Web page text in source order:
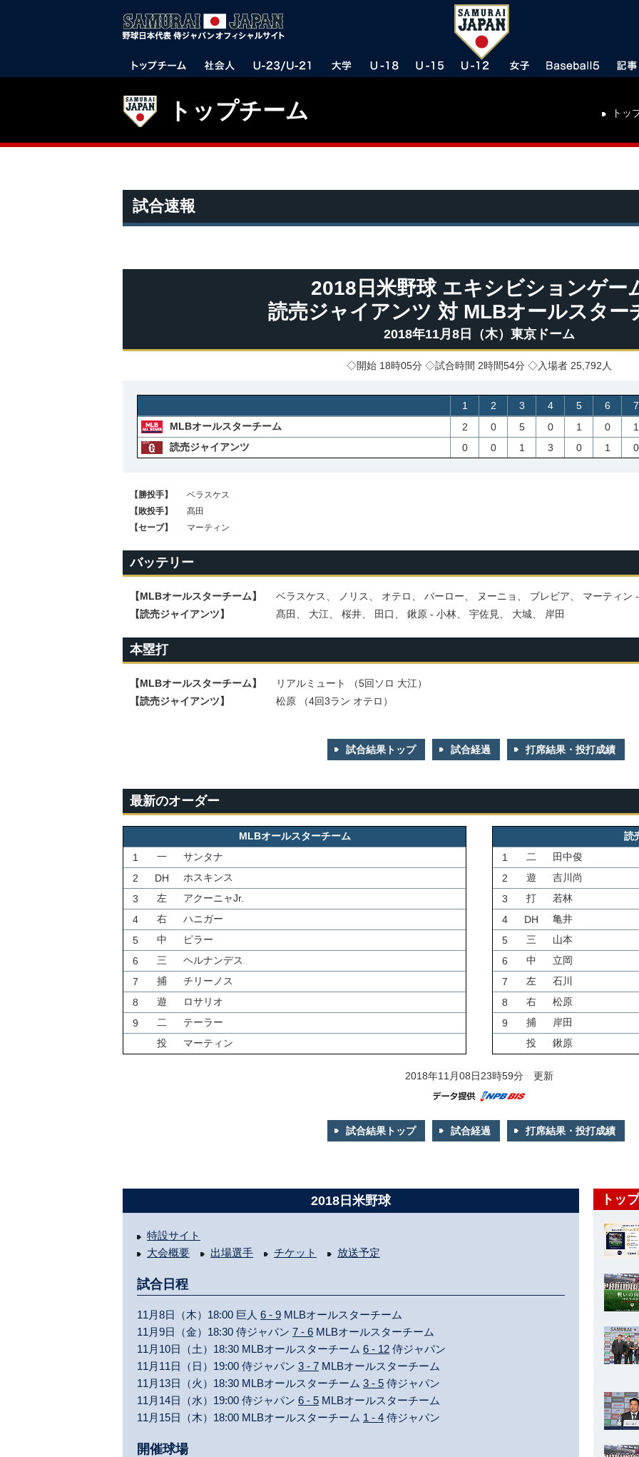
トップチーム トッ
試合速報
2018日米野球 エキシビションゲー
読売ジャイアンツ 対 MLBオールスター
2018年11月8日（木）東京ドーム
◇開始 18時05分 ◇試合時間 2時間54分 ◇入場者 25,792人
1 2 3 4 5 6 7
MLBオールスターチーム
2 0 5 0 1 0 1
読売ジャイアンツ
0 0 1 3 0 1 0
【勝投手】
ベラスケス
【敗投手】
髙田
【セーブ】
マーティン
バッテリー
【MLBオールスターチーム】
ベラスケス、 ノリス、 オテロ、 バーロー、 ヌーニョ、 ブレビア、 マーティン
【読売ジャイアンツ】
髙田、 大江、 桜井、 田口、 鍬原 ‐ 小林、 宇佐見、 大城、 岸田
本塁打
【MLBオールスターチーム】
リアルミュート （5回ソロ 大江）
【読売ジャイアンツ】
松原 （4回3ラン オテロ）
試合結果トップ 試合経過 打席結果・投打成績
最新のオーダー
MLBオールスターチーム
1
一
サンタナ
2
DH
ホスキンス
3
左
アクーニャJr.
4
右
ハニガー
5
中
ピラー
6
三
ヘルナンデス
7
捕
チリーノス
8
遊
ロサリオ
9
二
テーラー
投
マーティン
読
1
二
田中俊
2
遊
吉川尚
3
打
若林
4
DH
亀井
5
三
山本
6
中
立岡
7
左
石川
8
右
松原
9
捕
岸田
投
鍬原
2018年11月08日23時59分 更新
試合結果トップ 試合経過 打席結果・投打成績
2018日米野球
特設サイト
大会概要
出場選手 チケット 放送予定
試合日程
11月8日（木）18:00 巨人 6 - 9 MLBオールスターチーム
11月9日（金）18:30 侍ジャパン 7 - 6 MLBオールスターチーム
11月10日（土）18:30 MLBオールスターチーム 6 - 12 侍ジャパン
11月11日（日）19:00 侍ジャパン 3 - 7 MLBオールスターチーム
11月13日（火）18:30 MLBオールスターチーム 3 - 5 侍ジャパン
11月14日（水）19:00 侍ジャパン 6 - 5 MLBオールスターチーム
11月15日（木）18:00 MLBオールスターチーム 1 - 4 侍ジャパン
開催球場
トッ